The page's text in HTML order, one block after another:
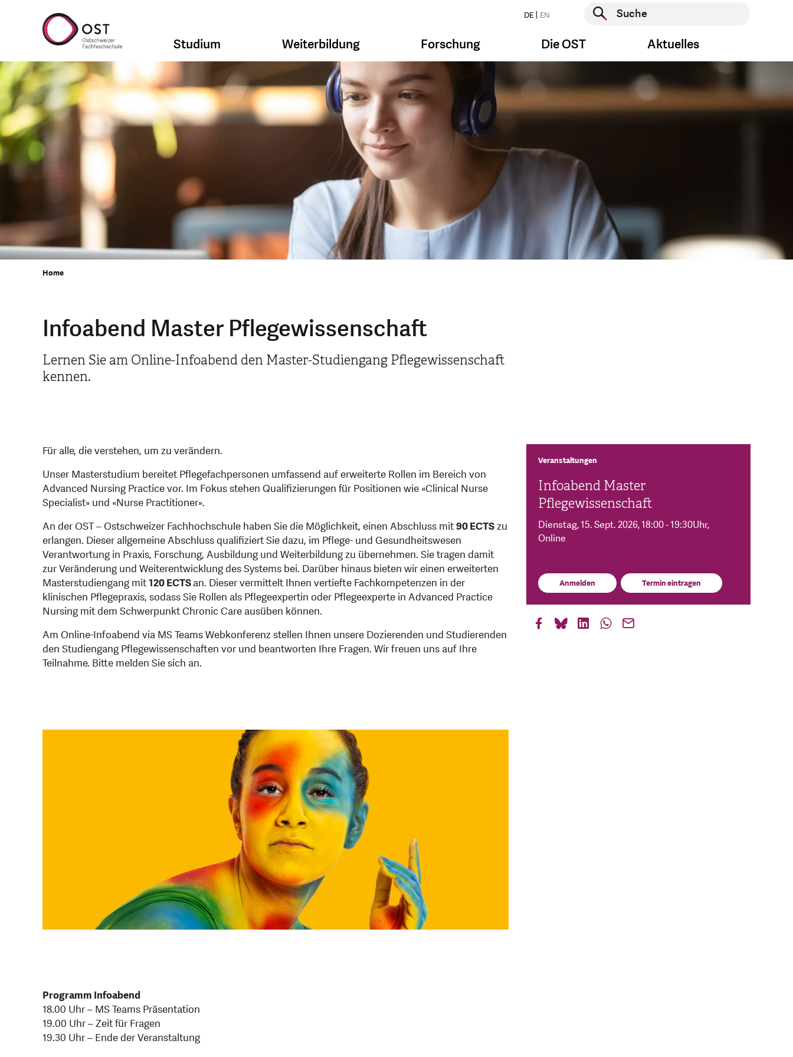
DE EN
Suche starten
Studium Weiterbildung Forschung Die OST Aktuelles
Home
Infoabend Master Pflegewissenschaft
Lernen Sie am Online-Infoabend den Master-Studiengang Pflegewissenschaft
kennen.
Für alle, die verstehen, um zu verändern.
Unser Masterstudium bereitet Pflegefachpersonen umfassend auf erweiterte Rollen im Bereich von
Advanced Nursing Practice vor. Im Fokus stehen Qualifizierungen für Positionen wie «Clinical Nurse
Specialist» und «Nurse Practitioner».
An der OST – Ostschweizer Fachhochschule haben Sie die Möglichkeit, einen Abschluss mit90 ECTSzu
erlangen. Dieser allgemeine Abschluss qualifiziert Sie dazu, im Pflege- und Gesundheitswesen
Verantwortung in Praxis, Forschung, Ausbildung und Weiterbildung zu übernehmen. Sie tragen damit
zur Veränderung und Weiterentwicklung des Systems bei. Darüber hinaus bieten wir einen erweiterten
Masterstudiengang mit120 ECTSan. Dieser vermittelt Ihnen vertiefte Fachkompetenzen in der
klinischen Pflegepraxis, sodass Sie Rollen als Pflegeexpertin oder Pflegeexperte in Advanced Practice
Nursing mit dem Schwerpunkt Chronic Care ausüben können.
Am Online-Infoabend via MS Teams Webkonferenz stellen Ihnen unsere Dozierenden und Studierenden
den Studiengang Pflegewissenschaften vor und beantworten Ihre Fragen. Wir freuen uns auf Ihre
Teilnahme. Bitte melden Sie sich an.
Programm Infoabend
18.00 Uhr – MS Teams Präsentation
19.00 Uhr – Zeit für Fragen
19.30 Uhr – Ende der Veranstaltung
Veranstaltungen
Infoabend Master
Pflegewissenschaft
Dienstag, 15. Sept. 2026, 18:00 - 19:30Uhr,
Online
Anmelden Termin eintragen